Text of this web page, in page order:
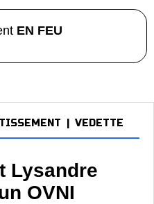
EN FEU
VEDETTE
Lysandre
OVNI